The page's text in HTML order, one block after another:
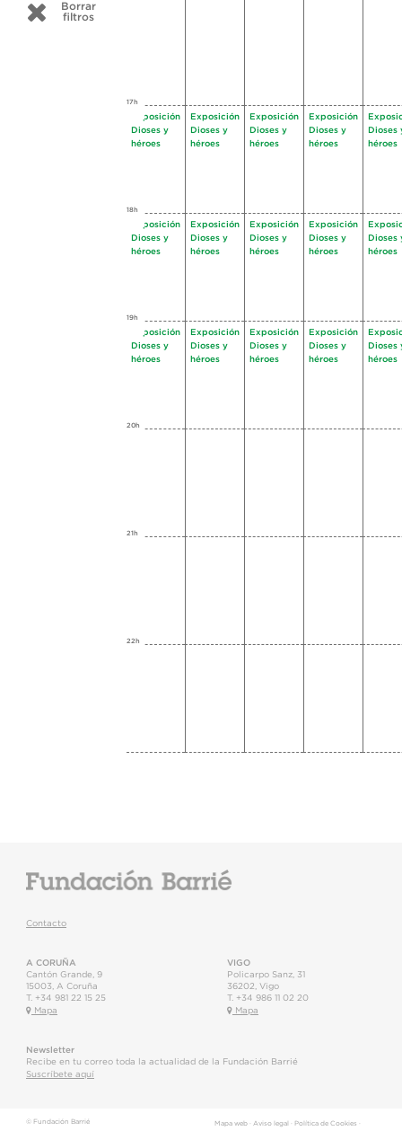
Borrar
filtros
17h
Exposición
Dioses y
héroes
Exposición
Dioses y
héroes
Exposición
Dioses y
héroes
Exposición
Dioses y
héroes
Dioses
héroes
18h
Exposición
Dioses y
héroes
Exposición
Dioses y
héroes
Exposición
Dioses y
héroes
Exposición
Dioses y
héroes
Dioses
héroes
19h
Exposición
Dioses y
héroes
Exposición
Dioses y
héroes
Exposición
Dioses y
héroes
Exposición
Dioses y
héroes
Dioses
héroes
20h
21h
22h
Contacto
A CORUÑA
Cantón Grande, 9
15003
A Coruña
T. +34 981 22 15 25
Mapa
VIGO
Policarpo Sanz, 31
36202 Vigo
T. +34 986 11 02 20
Mapa
Newsletter
Recibe en tu correo toda la actualidad de la Fundación Barrié
Suscríbete aquí
© Fundación Barrié Mapa web· Aviso legal · Política de Cookies ·